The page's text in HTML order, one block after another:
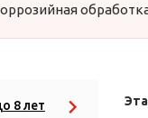
8 лет